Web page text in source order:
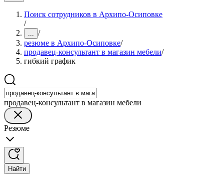
Поиск сотрудников в Архипо-Осиповке
/
... /
резюме в Архипо-Осиповке/
продавец-консультант в магазин мебели/
гибкий график
продавец-консультант в магазин мебели
Резюме
Найти